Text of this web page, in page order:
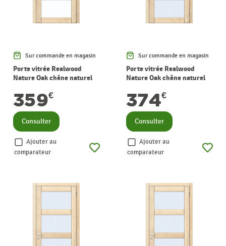
Sur commande en magasin
Porte vitrée Realwood
Nature Oak chêne naturel
THYS
359€
Consulter
Ajouter au
comparateur
Sur commande en magasin
Porte vitrée Realwood
Nature Oak chêne naturel
THYS
374€
Consulter
Ajouter au
comparateur